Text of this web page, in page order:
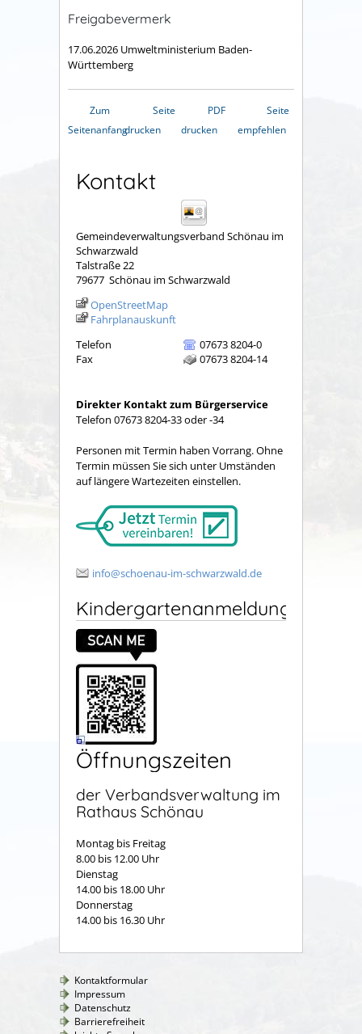
Freigabevermerk
17.06.2026 Umweltministerium Baden-
Württemberg
Zum
Seitenanfang
Seite
drucken
PDF
drucken
Seite
empfehlen
Kontakt
Gemeindeverwaltungsverband Schönau im
Schwarzwald
Talstraße 22
79677 Schönau im Schwarzwald
OpenStreetMap
Fahrplanauskunft
Telefon
07673 8204-0
Fax
07673 8204-14
Direkter Kontakt zum Bürgerservice
Telefon 07673 8204-33 oder -34
Personen mit Termin haben Vorrang. Ohne
Termin müssen Sie sich unter Umständen
auf längere Wartezeiten einstellen.
info@schoenau-im-schwarzwald.de
Kindergartenanmeldung
Öffnungszeiten
der Verbandsverwaltung im
Rathaus Schönau
Montag bis Freitag
8.00 bis 12.00 Uhr
Dienstag
14.00 bis 18.00 Uhr
Donnerstag
14.00 bis 16.30 Uhr
Kontaktformular
Impressum
Datenschutz
Barrierefreiheit